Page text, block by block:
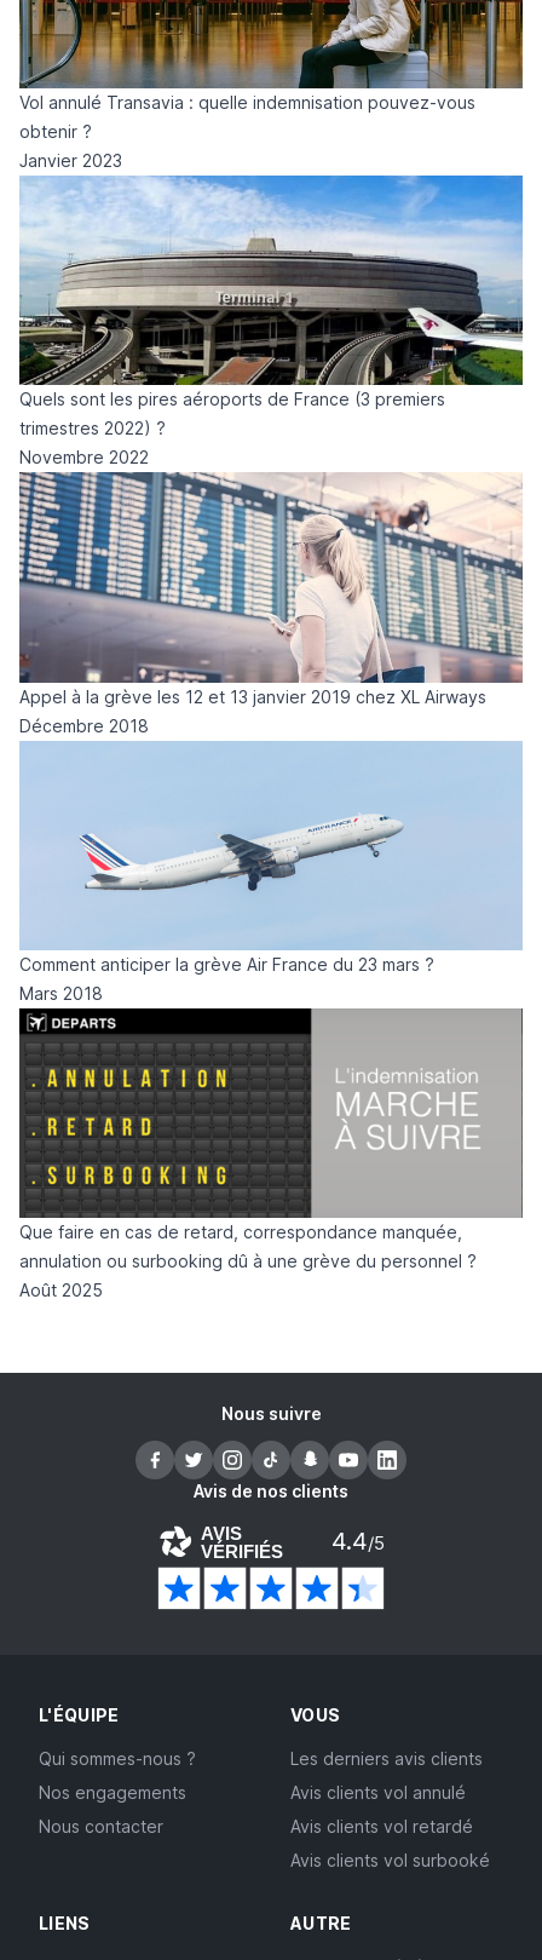
Vol annulé Transavia : quelle indemnisation pouvez-vous
obtenir ?
Janvier 2023
Quels sont les pires aéroports de France (3 premiers
trimestres 2022) ?
Novembre 2022
Appel à la grève les 12 et 13 janvier 2019 chez XL Airways
Décembre 2018
Comment anticiper la grève Air France du 23 mars ?
Mars 2018
Que faire en cas de retard, correspondance manquée,
annulation ou surbooking dû à une grève du personnel ?
Août 2025
Nous suivre
Avis de nos clients
AVIS
VÉRIFIÉS 4.4/5
L'ÉQUIPE
Qui sommes-nous ?
Nos engagements
Nous contacter
VOUS
Les derniers avis clients
Avis clients vol annulé
Avis clients vol retardé
Avis clients vol surbooké
LIENS AUTRE